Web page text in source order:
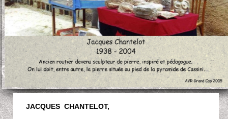
JACQUES CHANTELOT,